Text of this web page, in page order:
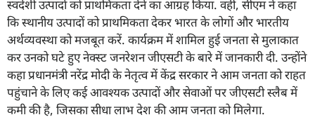
स्वदेशी उत्पादों को प्राथमिकता देने का आग्रह किया. वहीं, सीएम ने कहा
कि स्थानीय उत्पादों को प्राथमिकता देकर भारत के लोगों और भारतीय
अर्थव्यवस्था को मजबूत करें. कार्यक्रम में शामिल हुई जनता से मुलाकात
कर उनको घटे हुए नेक्स्ट जनरेशन जीएसटी के बारे में जानकारी दी. उन्होंने
कहा प्रधानमंत्री नरेंद्र मोदी के नेतृत्व में केंद्र सरकार ने आम जनता को राहत
पहुंचाने के लिए कई आवश्यक उत्पादों और सेवाओं पर जीएसटी स्लैब में
कमी की है, जिसका सीधा लाभ देश की आम जनता को मिलेगा.